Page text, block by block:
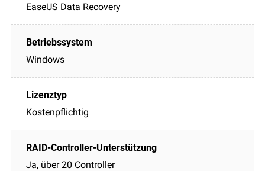
EaseUS Data Recovery
Windows
Kostenpflichtig
Ja, über 20 Controller